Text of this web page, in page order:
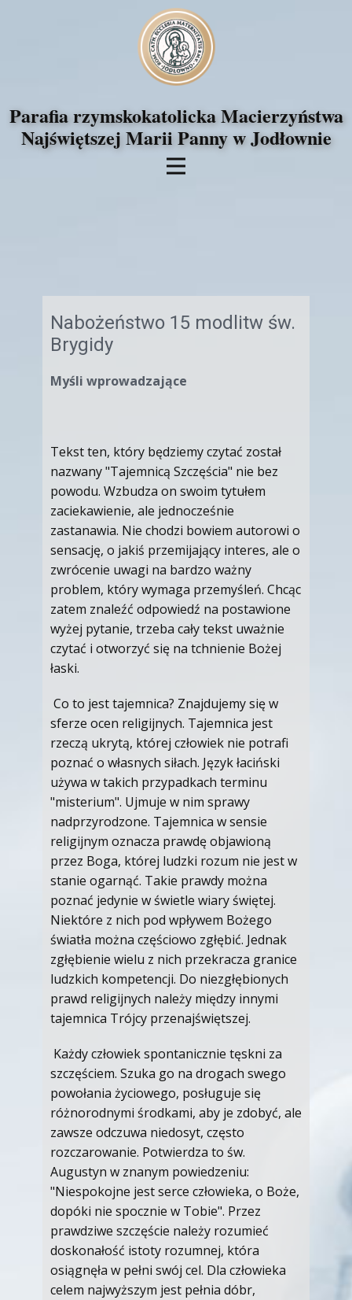
Parafia rzymskokatolicka Macierzyństwa
Najświętszej Marii Panny w Jodłownie
Nabożeństwo 15 modlitw św.
Brygidy
Myśli wprowadzające
Tekst ten, który będziemy czytać został
nazwany "Tajemnicą Szczęścia" nie bez
powodu. Wzbudza on swoim tytułem
zaciekawienie, ale jednocześnie
zastanawia. Nie chodzi bowiem autorowi o
sensację, o jakiś przemijający interes, ale o
zwrócenie uwagi na bardzo ważny
problem, który wymaga przemyśleń. Chcąc
zatem znaleźć odpowiedź na postawione
wyżej pytanie, trzeba cały tekst uważnie
czytać i otworzyć się na tchnienie Bożej
łaski.
Co to jest tajemnica? Znajdujemy się w
sferze ocen religijnych. Tajemnica jest
rzeczą ukrytą, której człowiek nie potrafi
poznać o własnych siłach. Język łaciński
używa w takich przypadkach terminu
"misterium". Ujmuje w nim sprawy
nadprzyrodzone. Tajemnica w sensie
religijnym oznacza prawdę objawioną
przez Boga, której ludzki rozum nie jest w
stanie ogarnąć. Takie prawdy można
poznać jedynie w świetle wiary świętej.
Niektóre z nich pod wpływem Bożego
światła można częściowo zgłębić. Jednak
zgłębienie wielu z nich przekracza granice
ludzkich kompetencji. Do niezgłębionych
prawd religijnych należy między innymi
tajemnica Trójcy przenajświętszej.
Każdy człowiek spontanicznie tęskni za
szczęściem. Szuka go na drogach swego
powołania życiowego, posługuje się
różnorodnymi środkami, aby je zdobyć, ale
zawsze odczuwa niedosyt, często
rozczarowanie. Potwierdza to św.
Augustyn w znanym powiedzeniu:
"Niespokojne jest serce człowieka, o Boże,
dopóki nie spocznie w Tobie". Przez
prawdziwe szczęście należy rozumieć
doskonałość istoty rozumnej, która
osiągnęła w pełni swój cel. Dla człowieka
celem najwyższym jest pełnia dóbr,